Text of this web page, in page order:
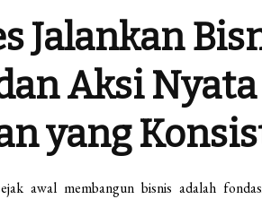
Jalankan
Aksi
yang
awal membangun bisnis adalah